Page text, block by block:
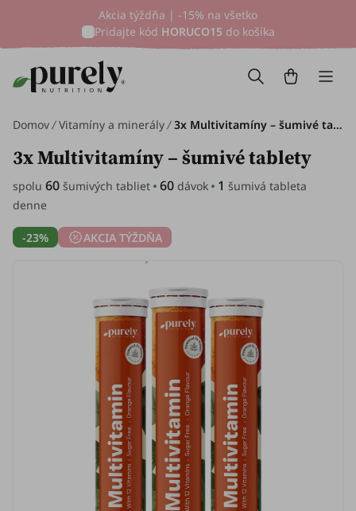
Akcia týždňa | -15% na všetko
Pridajte kód HORUCO15 do košíka
Domov Vitamíny a minerály 3x Multivitamíny – šumivé tablety, spolu 60 šumivých tabliet
3x Multivitamíny – šumivé tablety
spolu 60 šumivých tabliet 60 dávok 1 šumivá tableta
denne
-23% AKCIA TÝŽDŇA